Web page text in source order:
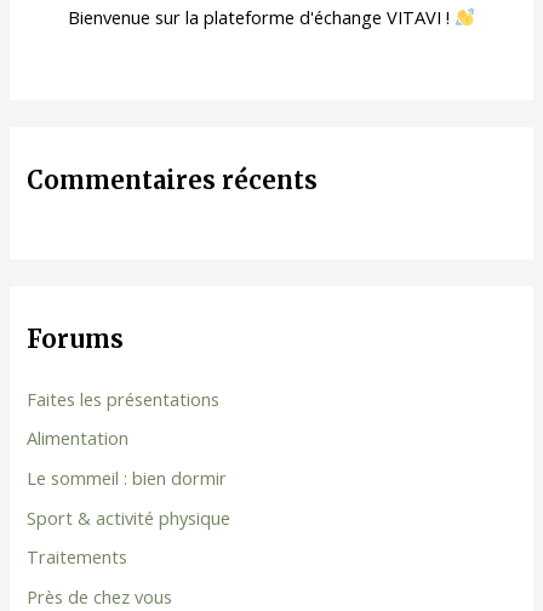
Bienvenue sur la plateforme d'échange VITAVI !
Commentaires récents
Forums
Faites les présentations
Alimentation
Le sommeil : bien dormir
Sport & activité physique
Traitements
Près de chez vous